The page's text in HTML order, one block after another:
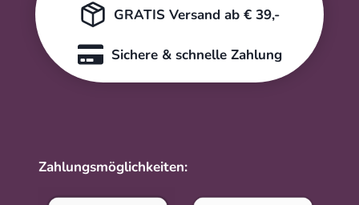
GRATIS Versand ab € 39,-
Sichere & schnelle Zahlung
Zahlungsmöglichkeiten: